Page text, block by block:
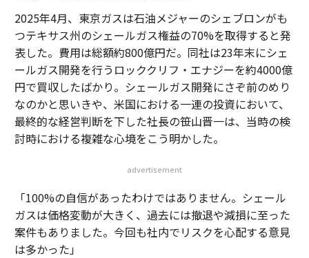
2025年4月、東京ガスは石油メジャーのシェブロンがも
つテキサス州のシェールガス権益の70%を取得すると発
表した。費用は総額約800億円だ。同社は23年末にシェ
ールガス開発を行うロッククリフ・エナジーを約4000億
円で買収したばかり。シェールガス開発にさぞ前のめり
なのかと思いきや、米国における一連の投資において、
最終的な経営判断を下した社長の笹山晋一は、当時の検
討時における複雑な心境をこう明かした。
advertisement
「100%の自信があったわけではありません。シェール
ガスは価格変動が大きく、過去には撤退や減損に至った
案件もありました。今回も社内でリスクを心配する意見
は多かった」